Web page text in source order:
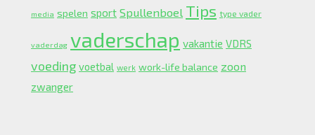
media spelen sport Spullenboel Tips type vader
vaderdag vaderschap vakantie VDRS
voeding voetbal werk work-life balance zoon
zwanger